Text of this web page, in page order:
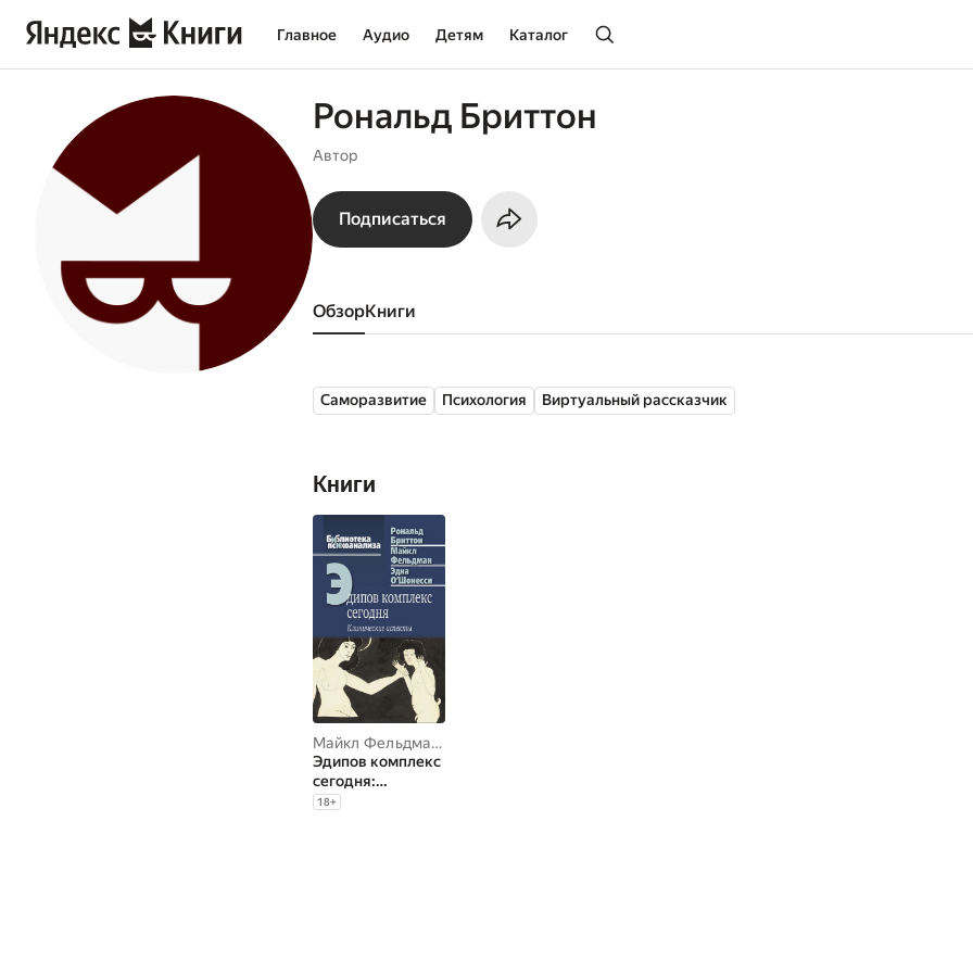
Главное Аудио Детям Каталог
Рональд Бриттон
Автор
Подписаться
Обзор книги
Саморазвитие Психология Виртуальный рассказчик
Книги
Майкл Фельдман,
Эдипов комплекс
сегодня:
Клинические
18+